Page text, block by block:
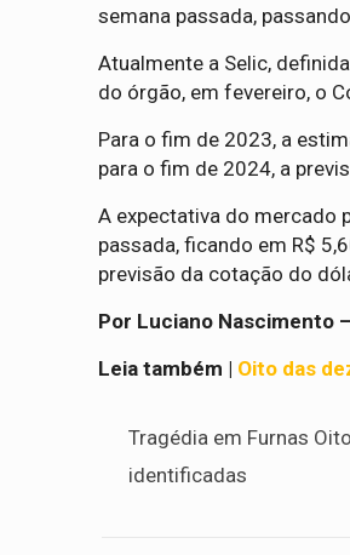
semana passada,
Atualmente a Selic,
do órgão, em fevereiro, o
Para o fim de 2023, a
para o fim de 2024, a
A expectativa do mercado
passada, ficando em R$
previsão da cotação do
Por Luciano Nascimento
Leia também | Oito das
Tragédia em Furnas
identificadas